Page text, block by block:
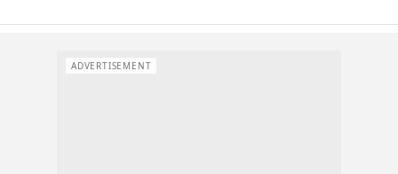
ADVERTISEMENT